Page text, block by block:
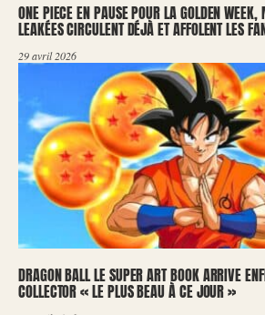
ONE PIECE EN PAUSE POUR LA GOLDEN
LEAKÉES CIRCULENT DÉJÀ ET AFFOLENT LES
29 avril 2026
DRAGON BALL LE SUPER ART BOOK ARRIVE
COLLECTOR « LE PLUS BEAU À CE JOUR »